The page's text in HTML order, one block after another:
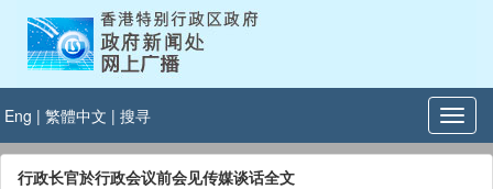
Eng | 繁體中文 | 搜寻
行政长官於行政会议前会见传媒谈话全文